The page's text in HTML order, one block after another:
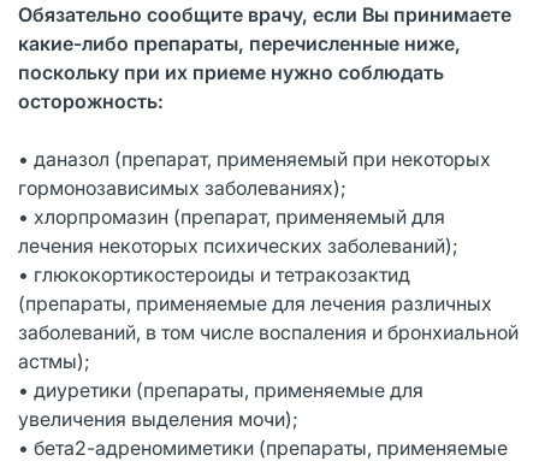
Обязательно сообщите врачу, если Вы принимаете
какие-либо препараты, перечисленные ниже,
поскольку при их приеме нужно соблюдать
осторожность:
• даназол (препарат, применяемый при некоторых
гормонозависимых заболеваниях);
• хлорпромазин (препарат, применяемый для
лечения некоторых психических заболеваний);
• глюкокортикостероиды и тетракозактид
(препараты, применяемые для лечения различных
заболеваний, в том числе воспаления и бронхиальной
астмы);
• диуретики (препараты, применяемые для
увеличения выделения мочи);
• бета2-адреномиметики (препараты, применяемые